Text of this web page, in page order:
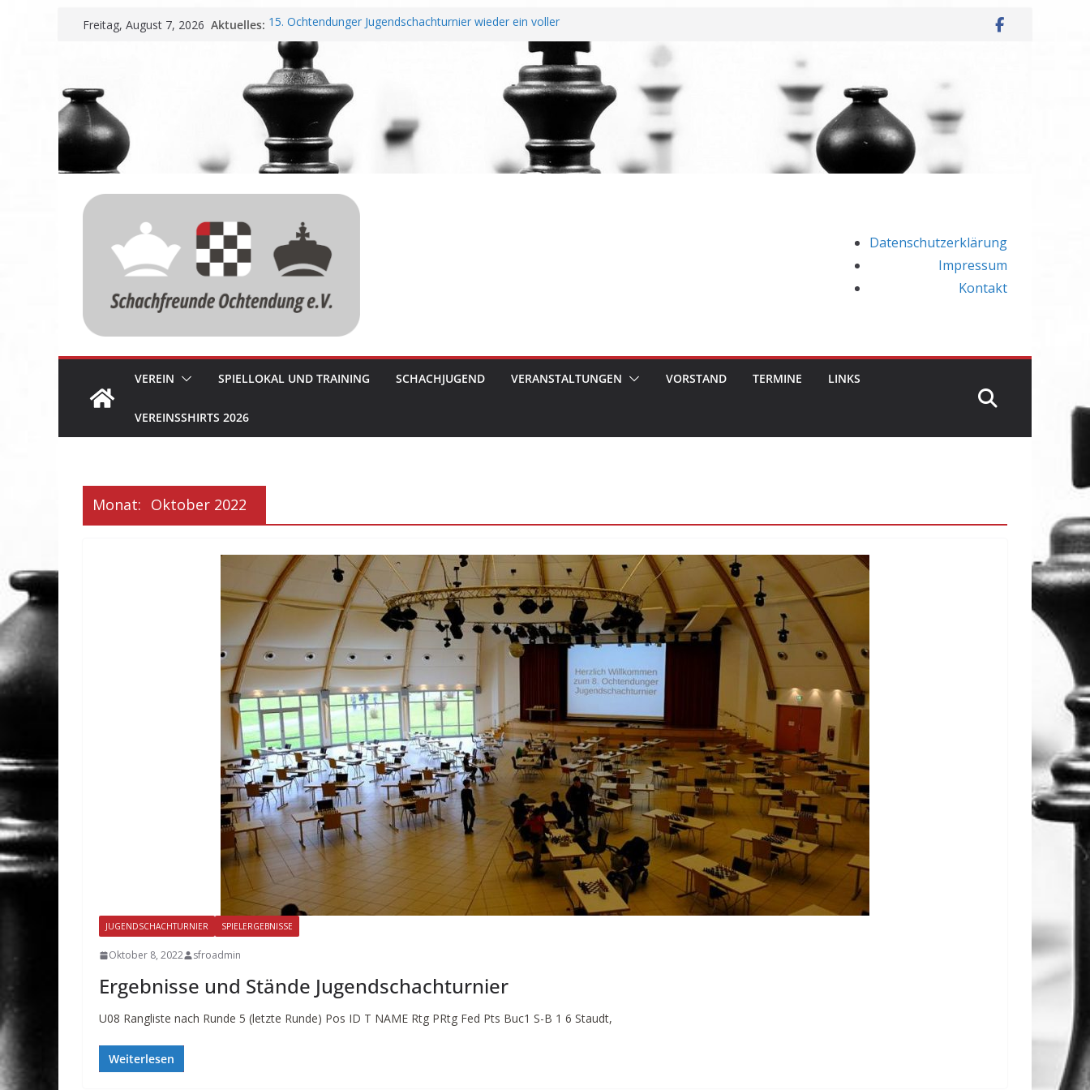
ZumFreitag, August 7, 2026 Aktuelles: 15. Ochtendunger Jugendschachturnier wieder ein voller
Erfolg
Schachfreunde Ochtendung unterzeichnen Fairplay
Vereinbarung für Vereine
Schachfreunde mit erfolgreichem Rheinland-Pfalz Open –
Nadir Üstüntas überragt
Einladung zur Jahreshauptversammlung
Meisterschaft und Wiederaufstieg perfekt
Datenschutzerklärung
Impressum
Kontakt
VEREIN SPIELLOKAL UND TRAINING SCHACHJUGEND VERANSTALTUNGEN VORSTAND TERMINE LINKS
VEREINSSHIRTS 2026
Monat: Oktober 2022
JUGENDSCHACHTURNIER SPIELERGEBNISSE
Oktober 8, 2022 sfroadmin
Ergebnisse und Stände Jugendschachturnier
U08 Rangliste nach Runde 5 (letzte Runde) Pos ID T NAME Rtg PRtg Fed Pts Buc1 S-B 1 6 Staudt,
Weiterlesen